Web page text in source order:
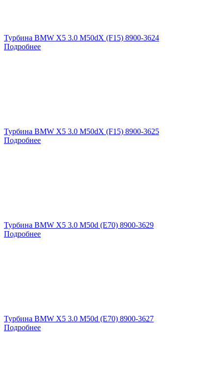
Турбина BMW X5 3.0 M50dX (F15) 8900-3624
Подробнее
Турбина BMW X5 3.0 M50dX (F15) 8900-3625
Подробнее
Турбина BMW X5 3.0 M50d (E70) 8900-3629
Подробнее
Турбина BMW X5 3.0 M50d (E70) 8900-3627
Подробнее